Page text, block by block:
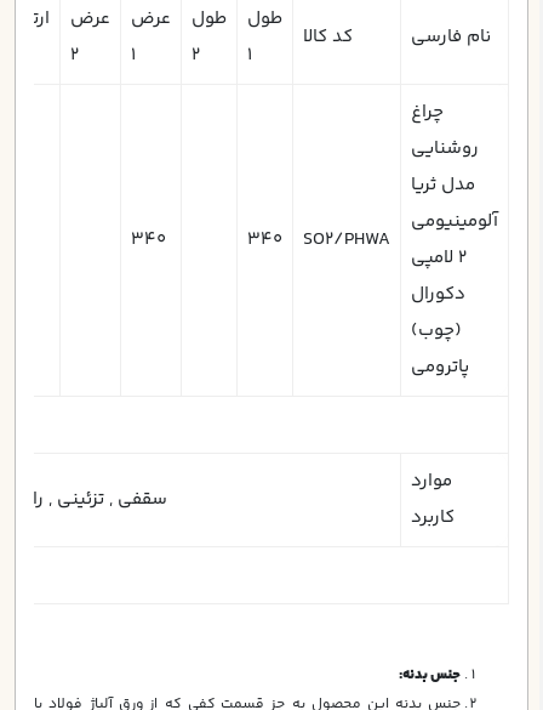
نام فارسی کد کالا
طول
طول
2
عرض
عرض
2
ارتفاع
چراغ
روشنایی
مدل ثريا
آلومینیومی
2 لامپي
دكورال
(چوب)
پاترومی
SO2/PHWA
340
340
موارد
کاربرد
سقفي , تزئینی ,
جنس بدنه:
جنس بدنه اين محصول به جز قسمت كفي كه از ورق آلياژ فولاد با